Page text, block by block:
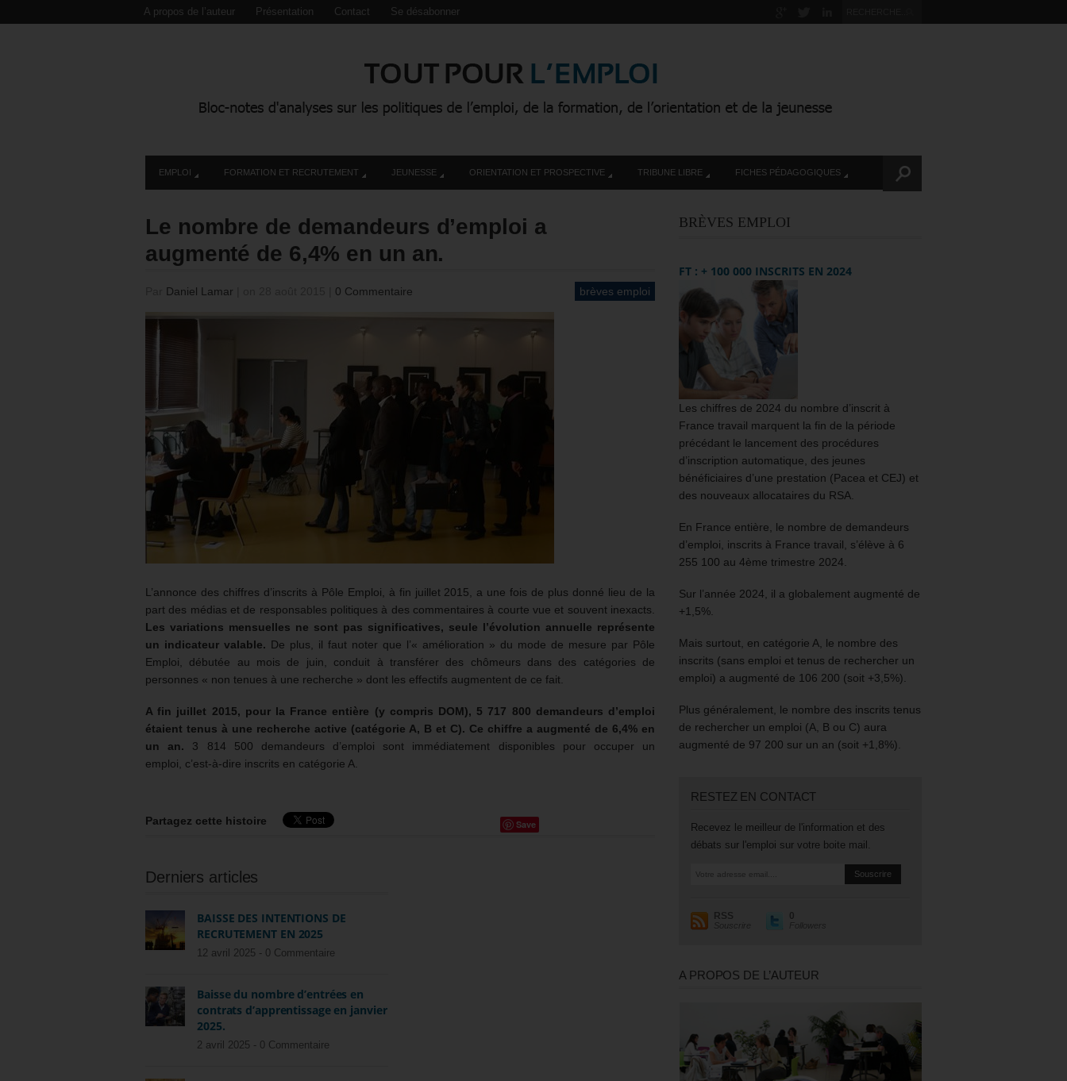
A propos de l’auteur Présentation Contact Se désabonner
EMPLOI FORMATION ET RECRUTEMENT JEUNESSE ORIENTATION ET PROSPECTIVE TRIBUNE LIBRE FICHES PÉDAGOGIQUES
Le nombre de demandeurs d’emploi a
augmenté de 6,4% en un an.
Daniel Lamar 0 Commentaire brèves emploi
L’annonce des chiffres d’inscrits à Pôle Emploi, à fin juillet 2015, a une fois de plus donné lieu de la
part des médias et de responsables politiques à des commentaires à courte vue et souvent inexacts.
Les variations mensuelles ne sont pas significatives, seule l’évolution annuelle représente
un indicateur valable. De plus, il faut noter que l’« amélioration » du mode de mesure par Pôle
Emploi, débutée au mois de juin, conduit à transférer des chômeurs dans des catégories de
personnes « non tenues à une recherche » dont les effectifs augmentent de ce fait.
A fin juillet 2015, pour la France entière (y compris DOM), 5 717 800 demandeurs d’emploi
étaient tenus à une recherche active (catégorie A, B et C). Ce chiffre a augmenté de 6,4% en
un an. 3 814 500 demandeurs d’emploi sont immédiatement disponibles pour occuper un
emploi, c’est-à-dire inscrits en catégorie A.
Partagez cette histoire Save
Derniers articles
BAISSE DES INTENTIONS DE
RECRUTEMENT EN 2025
12 avril 2025 - 0 Commentaire
Baisse du nombre d’entrées en
contrats d’apprentissage en janvier
2025.
2 avril 2025 - 0 Commentaire
BRÈVES EMPLOI
FT : + 100 000 INSCRITS EN 2024
Les chiffres de 2024 du nombre d’inscrit à
France travail marquent la fin de la période
précédant le lancement des procédures
d’inscription automatique, des jeunes
bénéficiaires d’une prestation (Pacea et CEJ) et
des nouveaux allocataires du RSA.
En France entière, le nombre de demandeurs
d’emploi, inscrits à France travail, s’élève à 6
255 100 au 4ème trimestre 2024.
Sur l’année 2024, il a globalement augmenté de
+1,5%.
Mais surtout, en catégorie A, le nombre des
inscrits (sans emploi et tenus de rechercher un
emploi) a augmenté de 106 200 (soit +3,5%).
Plus généralement, le nombre des inscrits tenus
de rechercher un emploi (A, B ou C) aura
augmenté de 97 200 sur un an (soit +1,8%).
RESTEZ EN CONTACT
Recevez le meilleur de l'information et des
débats sur l'emploi sur votre boite mail.
RSS
Souscrire
0
Followers
A PROPOS DE L’AUTEUR